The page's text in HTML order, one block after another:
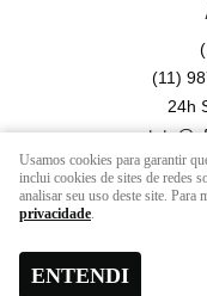
(11)
24h
LOJA VIRTUAL
Usamos cookies para garantir
inclui cookies de sites de redes
analisar seu uso deste site. Para
privacidade.
ENTENDI